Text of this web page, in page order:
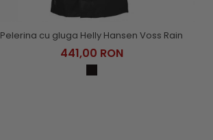
Pelerina cu gluga Helly Hansen Voss Rain
441,00 RON